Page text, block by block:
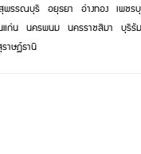
พรรณบุรี อยุธยา อ่างทอง เพชร
ก่น นครพนม นครราชสีมา บุรีรั
าษฏ์ธานี